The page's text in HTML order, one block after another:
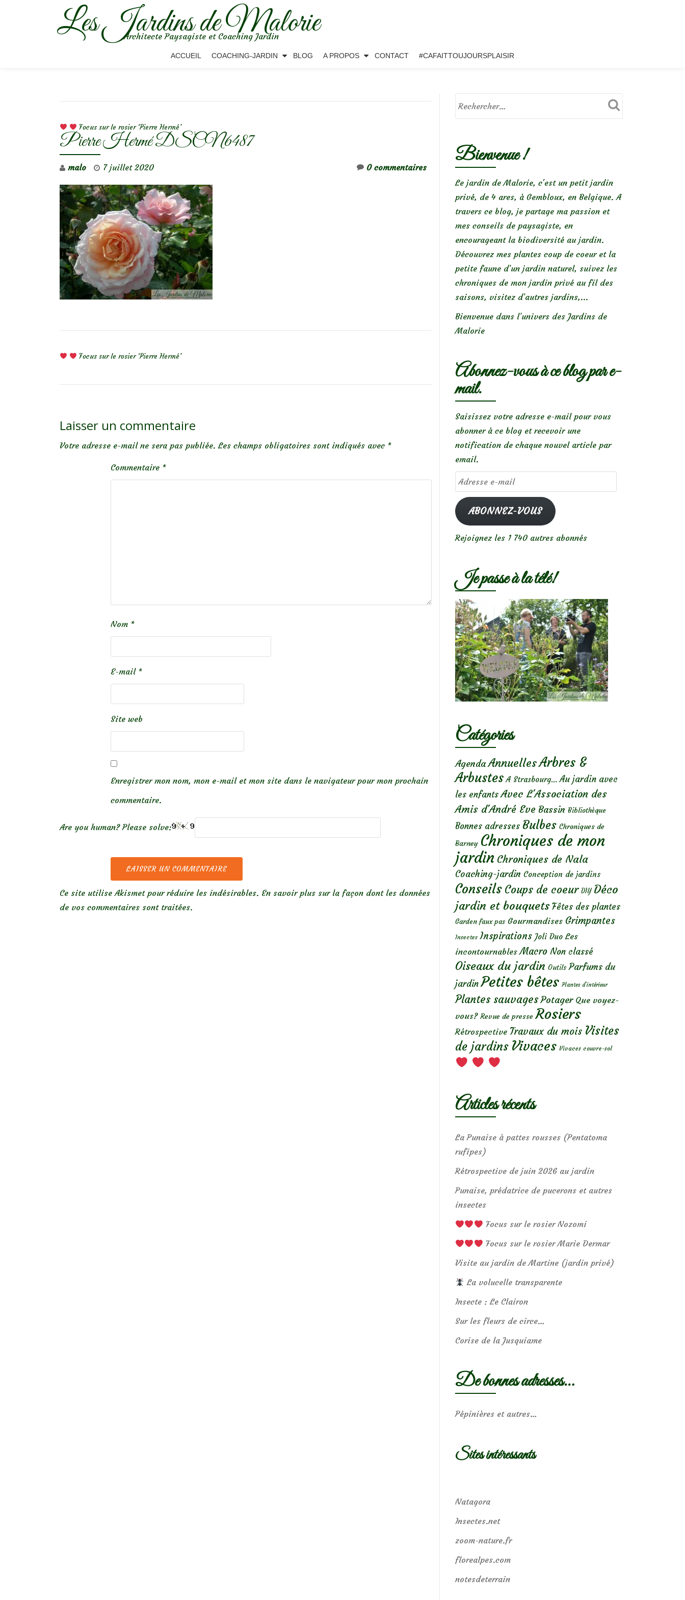
Les Jardins de Malorie
Architecte Paysagiste et Coaching Jardin
ACCUEIL COACHING-JARDIN BLOG A PROPOS CONTACT #CAFAITTOUJOURSPLAISIR
Focus sur le rosier ‘Pierre Hermé’
Pierre Hermé DSCN6487
malo 7 juillet 2020 0 commentaires
Focus sur le rosier ‘Pierre Hermé’
Laisser un commentaire
Votre adresse e-mail ne sera pas publiée. Les champs obligatoires sont indiqués avec *
Commentaire *
Nom *
E-mail *
Site web
Enregistrer mon nom, mon e-mail et mon site dans le navigateur pour mon prochain
commentaire.
Are you human? Please solve:
Ce site utilise Akismet pour réduire les indésirables. En savoir plus sur la façon dont les données
de vos commentaires sont traitées.
Bienvenue !
Le jardin de Malorie, c'est un petit jardin
privé, de 4 ares, à Gembloux, en Belgique. A
travers ce blog, je partage ma passion et
mes conseils de paysagiste, en
encourageant la biodiversité au jardin.
Découvrez mes plantes coup de coeur et la
petite faune d’un jardin naturel, suivez les
chroniques de mon jardin privé au fil des
saisons, visitez d’autres jardins,...
Bienvenue dans l’univers des Jardins de
Malorie
Abonnez-vous à ce blog par e-
mail.
Saisissez votre adresse e-mail pour vous
abonner à ce blog et recevoir une
notification de chaque nouvel article par
email.
Adresse
e-
mailABONNEZ-VOUS
Rejoignez les 1 740 autres abonnés
Je passe à la télé!
Catégories
Agenda AnnuellesArbres &
Arbustes A Strasbourg... Au jardin avec
les enfants Avec L'Association des
Amis d'André Eve Bassin Bibliothèque
Bonnes adresses Bulbes Chroniques de
Barney Chroniques de mon
jardin Chroniques de Nala
Coaching-jardin Conception de jardins
Conseils Coups de coeur DIY Déco
jardin et bouquets Fêtes des plantes
Garden faux pas Gourmandises Grimpantes
Insectes Inspirations Joli Duo Les
incontournables Macro Non classé
Oiseaux du jardin Outils Parfums du
jardin Petites bêtes Plantes d’intérieur
Plantes sauvages Potager Que voyez-
vous? Revue de presse Rosiers
Rétrospective Travaux du mois Visites
de jardins Vivaces Vivaces couvre-sol
Articles récents
La Punaise à pattes rousses (Pentatoma
rufipes)
Rétrospective de juin 2026 au jardin
Punaise, prédatrice de pucerons et autres
insectes
Focus sur le rosier Nozomi
Focus sur le rosier Marie Dermar
Visite au jardin de Martine (jardin privé)
La volucelle transparente
Insecte : Le Clairon
Sur les fleurs de circe…
Corise de la Jusquiame
De bonnes adresses…
Pépinières et autres…
Sites intéressants
Natagora
Insectes.net
zoom-nature.fr
florealpes.com
notesdeterrain